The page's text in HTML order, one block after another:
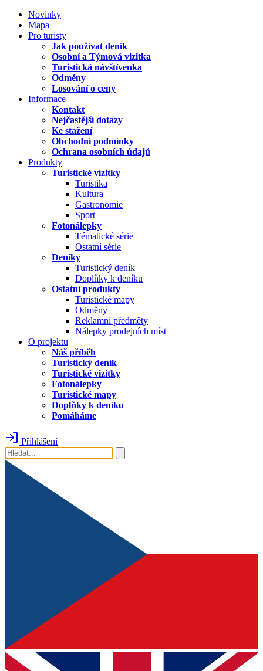
Novinky
Mapa
Pro turisty
Jak používat deník
Osobní a Týmová vizitka
Turistická návštívenka
Odměny
Losování o ceny
Informace
Kontakt
Nejčastější dotazy
Ke stažení
Obchodní podmínky
Ochrana osobních údajů
Produkty
Turistické vizitky
Turistika
Kultura
Gastronomie
Sport
Fotonálepky
Tématické série
Ostatní série
Deníky
Turistický deník
Doplňky k deníku
Ostatní produkty
Turistické mapy
Odměny
Reklamní předměty
Nálepky prodejních míst
O projektu
Náš příběh
Turistický deník
Turistické vizitky
Fotonálepky
Turistické mapy
Doplňky k deníku
Pomáháme
Přihlášení